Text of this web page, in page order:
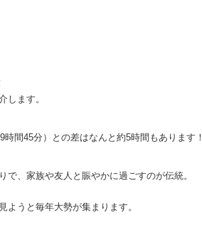
します。
間45分）との差はなんと約5時間もあります！
、家族や友人と賑やかに過ごすのが伝統。
ようと毎年大勢が集まります。